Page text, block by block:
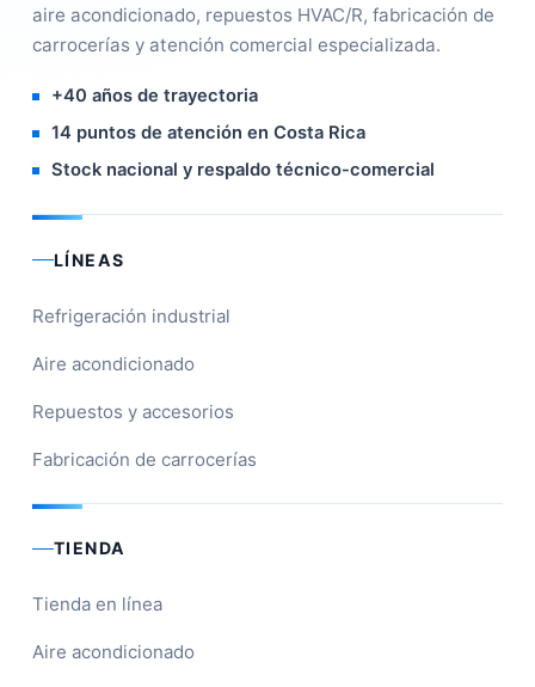
aire acondicionado, repuestos HVAC/R, fabricación de
carrocerías y atención comercial especializada.
+40 años de trayectoria
14 puntos de atención en Costa Rica
Stock nacional y respaldo técnico-comercial
LÍNEAS
Refrigeración industrial
Aire acondicionado
Repuestos y accesorios
Fabricación de carrocerías
TIENDA
Tienda en línea
Aire acondicionado